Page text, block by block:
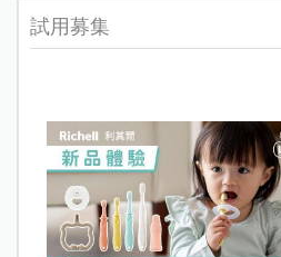
試用募集